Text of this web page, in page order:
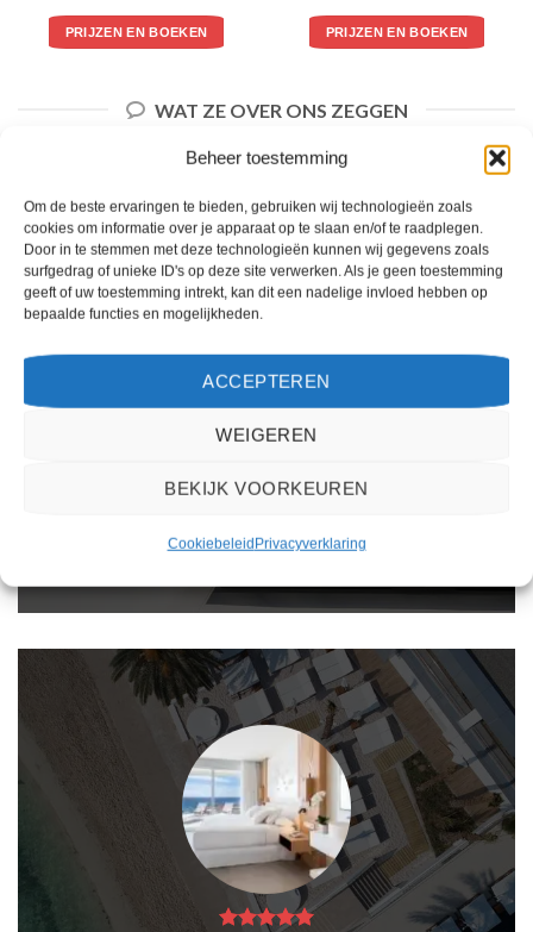
Beheer toestemming
Om de beste ervaringen te bieden, gebruiken wij technologieën zoals
cookies om informatie over je apparaat op te slaan en/of te raadplegen.
Door in te stemmen met deze technologieën kunnen wij gegevens zoals
surfgedrag of unieke ID's op deze site verwerken. Als je geen toestemming
geeft of uw toestemming intrekt, kan dit een nadelige invloed hebben op
bepaalde functies en mogelijkheden.
ACCEPTEREN
WEIGEREN
BEKIJK VOORKEUREN
CookiebeleidPrivacyverklaring
PRIJZEN EN BOEKEN PRIJZEN EN BOEKEN
WAT ZE OVER ONS ZEGGEN
vakantie te vinden. De zoekresultaten zijn overzichtelijk en tonen alle belangrijke
Teun Bakker /Laren